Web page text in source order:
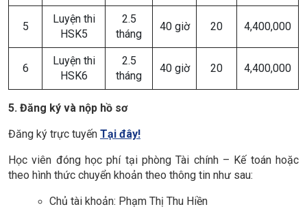
5
Luyện thi
HSK5
2.5
tháng
40 giờ 20 4,400,000
6
Luyện thi
HSK6
2.5
tháng
40 giờ 20 4,400,000
5. Đăng ký và nộp hồ sơ
Đăng ký trực tuyến Tại đây!
Học viên đóng học phí tại phòng Tài chính – Kế toán hoặc
theo hình thức chuyển khoản theo thông tin như sau:
Chủ tài khoản: Phạm Thị Thu Hiền